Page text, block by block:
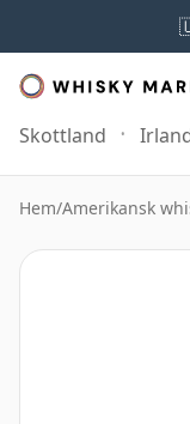
Skottland
Hem/Amerikansk